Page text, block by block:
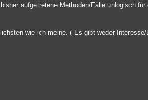
aufgetretene Methoden/Fälle unlogisch für
wie ich meine. ( Es gibt weder